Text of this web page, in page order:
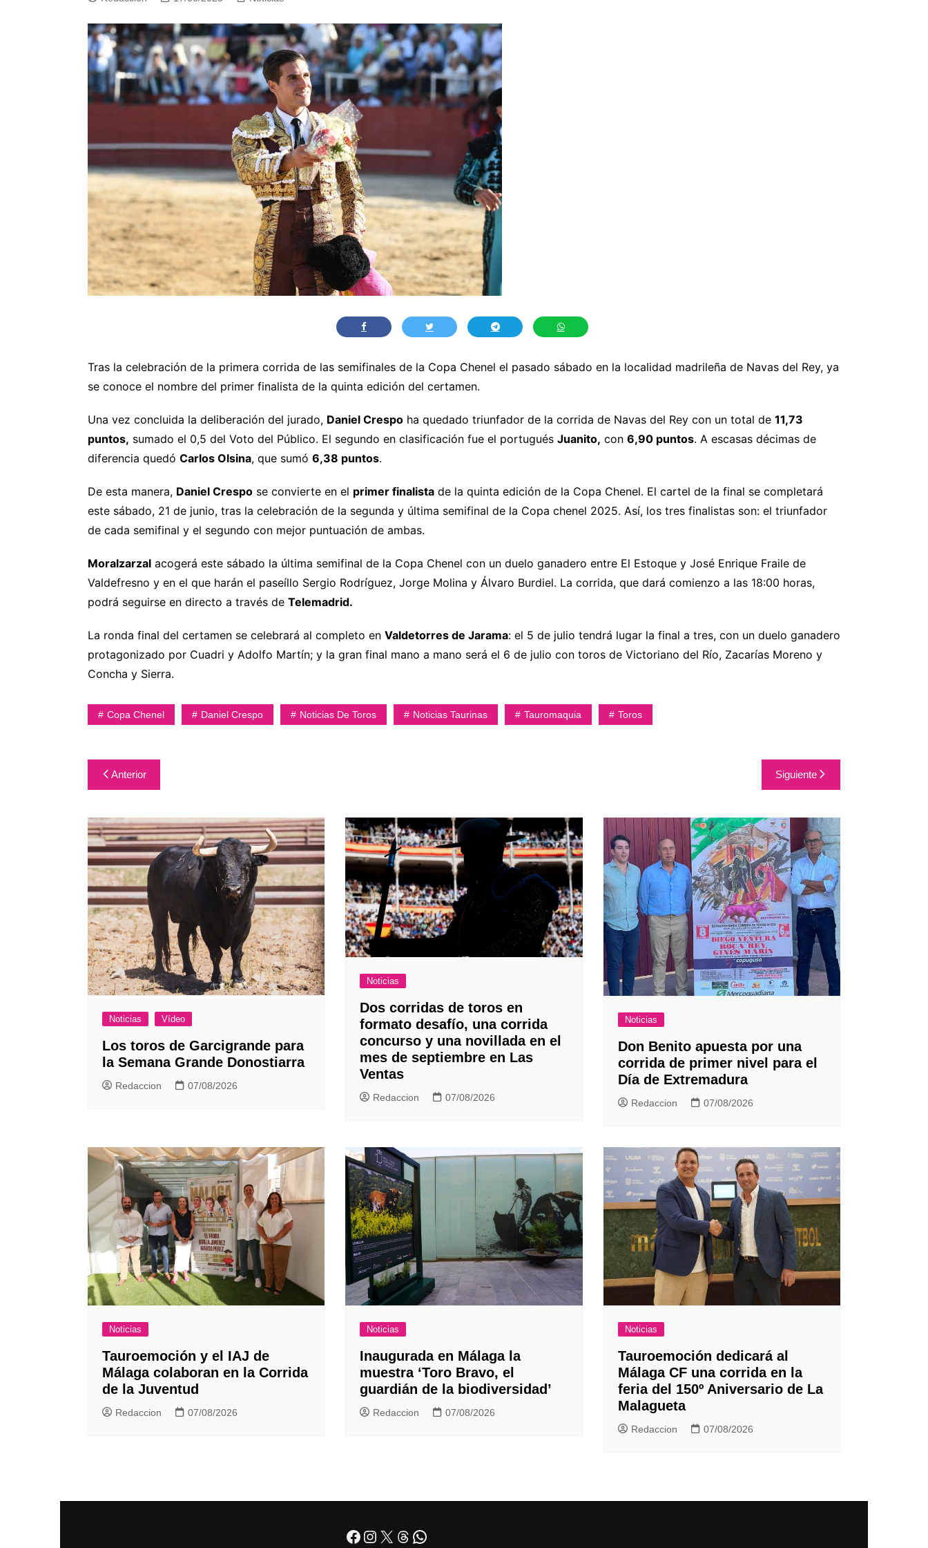
Tras la celebración de la primera corrida de las semifinales de la Copa Chenel el pasado sábado en la localidad madrileña de Navas del Rey, ya
se conoce el nombre del primer finalista de la quinta edición del certamen.
Una vez concluida la deliberación del jurado, Daniel Crespo ha quedado triunfador de la corrida de Navas del Rey con un total de 11,73
puntos, sumado el 0,5 del Voto del Público. El segundo en clasificación fue el portugués Juanito, con 6,90 puntos. A escasas décimas de
diferencia quedó Carlos Olsina, que sumó 6,38 puntos.
De esta manera, Daniel Crespo se convierte en el primer finalista de la quinta edición de la Copa Chenel. El cartel de la final se completará
este sábado, 21 de junio, tras la celebración de la segunda y última semifinal de la Copa chenel 2025. Así, los tres finalistas son: el triunfador
de cada semifinal y el segundo con mejor puntuación de ambas.
Moralzarzal acogerá este sábado la última semifinal de la Copa Chenel con un duelo ganadero entre El Estoque y José Enrique Fraile de
Valdefresno y en el que harán el paseíllo Sergio Rodríguez, Jorge Molina y Álvaro Burdiel. La corrida, que dará comienzo a las 18:00 horas,
podrá seguirse en directo a través de Telemadrid.
La ronda final del certamen se celebrará al completo en Valdetorres de Jarama: el 5 de julio tendrá lugar la final a tres, con un duelo ganadero
protagonizado por Cuadri y Adolfo Martín; y la gran final mano a mano será el 6 de julio con toros de Victoriano del Río, Zacarías Moreno y
Concha y Sierra.
Copa Chenel Daniel Crespo Noticias De Toros Noticias Taurinas Tauromaquia Toros
Navegación
de
entradas
Anterior Siguiente
Noticias Vídeo
Los toros de Garcigrande para
la Semana Grande Donostiarra
Redaccion 07/08/2026
Noticias
Dos corridas de toros en
formato desafío, una corrida
concurso y una novillada en el
mes de septiembre en Las
Ventas
Redaccion 07/08/2026
Noticias
Don Benito apuesta por una
corrida de primer nivel para el
Día de Extremadura
Redaccion 07/08/2026
Noticias
Tauroemoción y el IAJ de
Málaga colaboran en la Corrida
de la Juventud
Redaccion 07/08/2026
Noticias
Inaugurada en Málaga la
muestra ‘Toro Bravo, el
guardián de la biodiversidad’
Redaccion 07/08/2026
Noticias
Tauroemoción dedicará al
Málaga CF una corrida en la
feria del 150º Aniversario de La
Malagueta
Redaccion 07/08/2026
Facebook Instagram X Threads WhatsApp